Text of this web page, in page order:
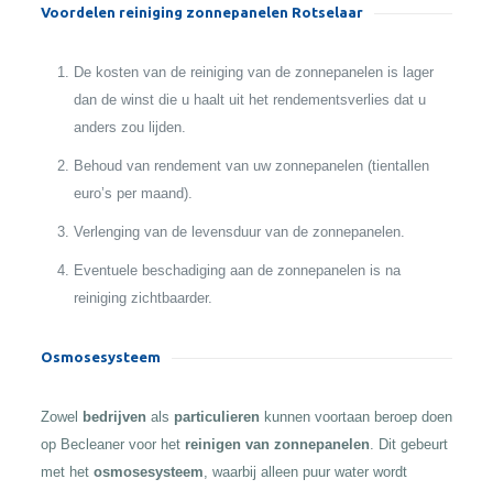
Voordelen reiniging zonnepanelen Rotselaar
De kosten van de reiniging van de zonnepanelen is lager
dan de winst die u haalt uit het rendementsverlies dat u
anders zou lijden.
Behoud van rendement van uw zonnepanelen (tientallen
euro’s per maand).
Verlenging van de levensduur van de zonnepanelen.
Eventuele beschadiging aan de zonnepanelen is na
reiniging zichtbaarder.
Osmosesysteem
Zowel bedrijven als particulieren kunnen voortaan beroep doen
op Becleaner voor het reinigen van zonnepanelen. Dit gebeurt
met het osmosesysteem, waarbij alleen puur water wordt